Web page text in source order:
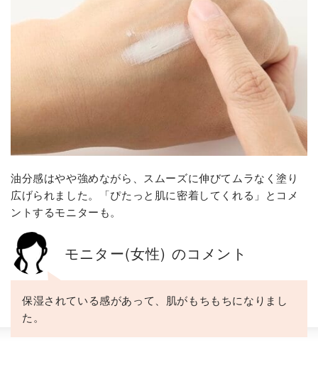
油分感はやや強めながら、スムーズに伸びてムラなく塗り
広げられました。「ぴたっと肌に密着してくれる」とコメ
ントするモニターも。
モニター(女性) のコメント
保湿されている感があって、肌がもちもちになりまし
た。